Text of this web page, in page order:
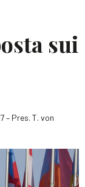
sui
– Pres. T. von